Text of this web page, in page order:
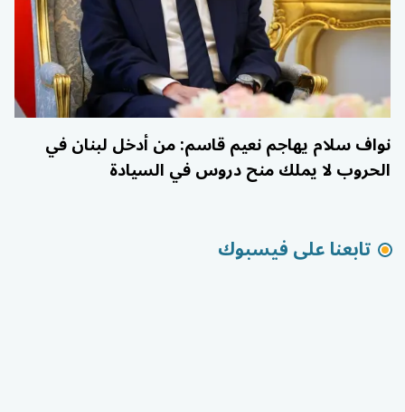
نواف سلام يهاجم نعيم قاسم: من أدخل لبنان في
الحروب لا يملك منح دروس في السيادة
تابعنا على فيسبوك